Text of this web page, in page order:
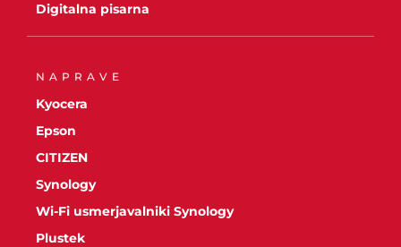
Digitalna pisarna
NAPRAVE
Kyocera
Epson
CITIZEN
Synology
Wi-Fi usmerjavalniki Synology
Plustek